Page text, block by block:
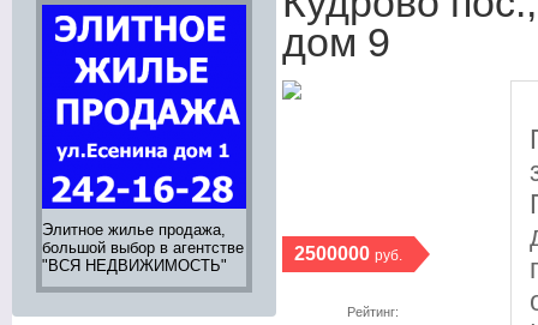
Элитное жилье продажа,
большой выбор в агентстве
"ВСЯ НЕДВИЖИМОСТЬ"
апартаментов 8 (905) 276-
Лучшее
тел. 242-
дом 9
2500000 руб.
                  Рейтинг: